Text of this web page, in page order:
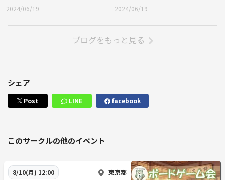
2024/06/19 2024/06/19
ブログをもっと見る
シェア
Post LINE facebook
このサークルの他のイベント
8/10(月) 12:00 東京都